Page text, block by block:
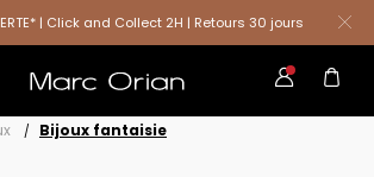
| Click and Collect 2H | Retours 30 jours
Bijoux fantaisie